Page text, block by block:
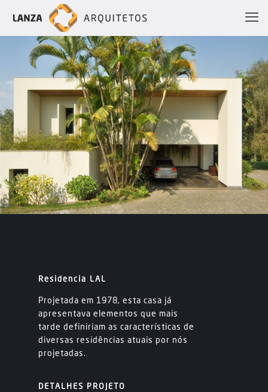
Residencia LAL
Projetada em 1978, esta casa já
apresentava elementos que mais
tarde definiriam as características de
diversas residências atuais por nós
projetadas.
DETALHES PROJETO